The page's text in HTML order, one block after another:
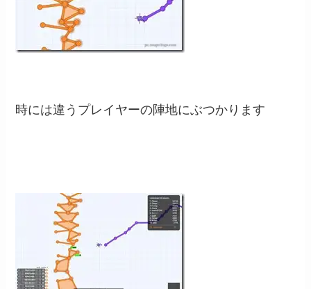
時には違うプレイヤーの陣地にぶつかります